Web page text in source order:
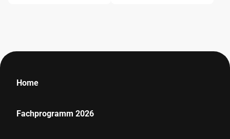
Home
Fachprogramm 2026